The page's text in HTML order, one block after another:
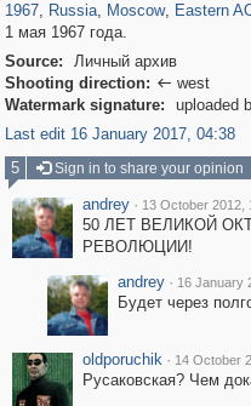
1967, Russia, Moscow, Eastern
1 мая 1967 года.
Source:
Личный архив
Shooting direction:  west
Watermark signature:
uploaded
Last edit 16 January 2017, 04:38
5
Sign in to share your opinion
andrey · 13 October 2012,
50 ЛЕТ ВЕЛИКОЙ
РЕВОЛЮЦИИ!
andrey · 16 January
Будет через
oldporuchik · 14 October
Русаковская? Чем